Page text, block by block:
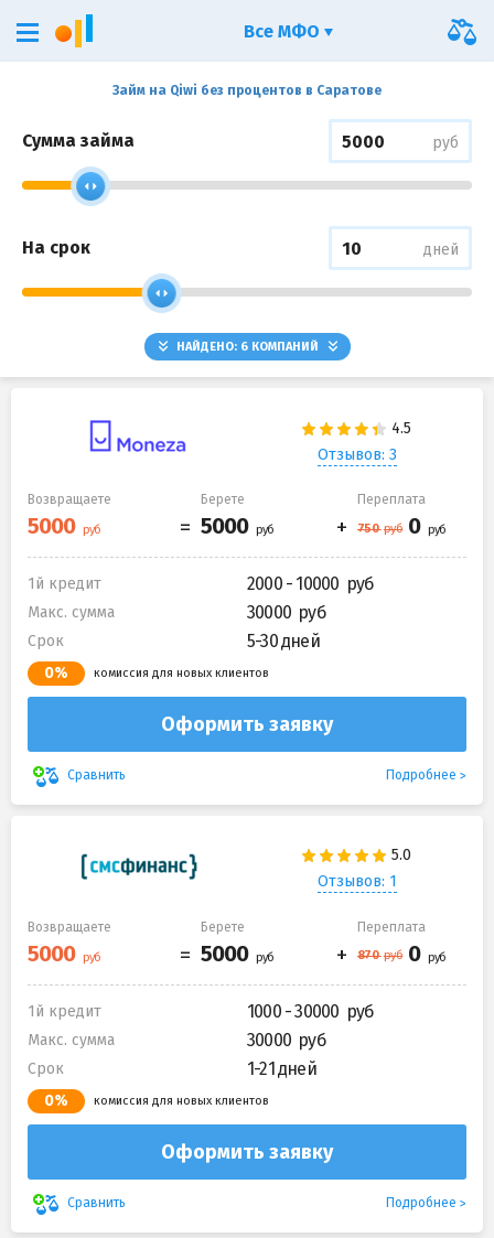
Займ на Qiwi без процентов в Саратове
Сумма займа руб
На срок дней
НАЙДЕНО: 6КОМПАНИЙ
Отзывов: 3
Возвращаете Берете Переплата
1й кредит 2000 - 10000
Макс. сумма 30000
Срок 5-30 дней
0% комиссия для новых клиентов
Оформить заявку
Сравнить Подробнее
Отзывов: 1
Возвращаете Берете Переплата
1й кредит 1000 - 30000
Макс. сумма 30000
Срок 1-21 дней
0% комиссия для новых клиентов
Оформить заявку
Сравнить Подробнее
Все МФО